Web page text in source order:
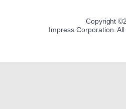
Copyright ©
Impress Corporation.